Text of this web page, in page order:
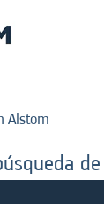
Alstom
de